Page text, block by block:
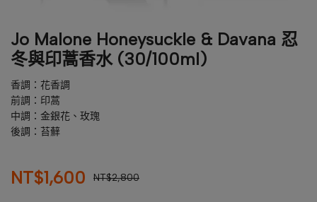
Jo Malone Honeysuckle & Davana 忍
冬與印蒿香水 (30/100ml)
香調：花香調
前調：印蒿
中調：金銀花、玫瑰
後調：苔蘚
NT$1,600 NT$2,800